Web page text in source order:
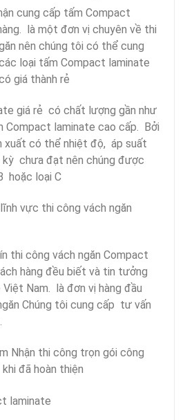
cung cấp tấm Compact
là một đơn vị chuyên về thi
nên chúng tôi có thể cung
loại tấm Compact laminate
giá thành rẻ
giá rẻ có chất lượng gần như
Compact laminate cao cấp. Bởi
xuất có thể nhiệt độ, áp suất
chưa đạt nên chúng được
hoặc loại C
vực thi công vách ngăn
thi công vách ngăn Compact
hàng đều biết và tin tưởng
Nam. là đơn vị hàng đầu
Chúng tôi cung cấp tư vấn
Nhận thi công trọn gói công
đã hoàn thiện